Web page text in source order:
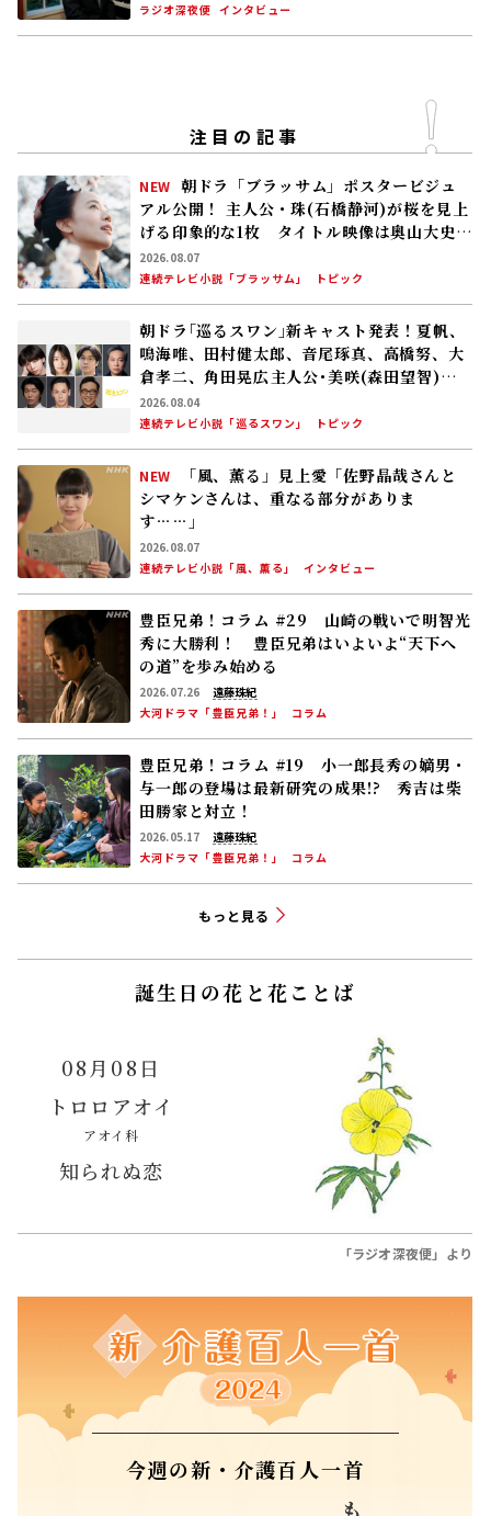
ラジオ深夜便 インタビュー
注目の記事
NEW 朝ドラ「ブラッサム」ポスタービジュ
アル公開！ 主人公・珠(石橋静河)が桜を見上
げる印象的な1枚 タイトル映像は奥山大史監
督、語りは三條雅幸アナ 2026年度後期放
送
2026.08.07
連続テレビ小説「ブラッサム」
トピック
朝ドラ｢巡るスワン｣新キャスト発表！夏帆、
鳴海唯、田村健太郎、音尾琢真、高橋努、大
倉孝二、角田晃広――主人公･美咲(森田望智)が
交流する警察署の人々 2027年度前期放送
2026.08.04
連続テレビ小説「巡るスワン」
トピック
NEW
「風、薫る」見上愛「佐野晶哉さんと
シマケンさんは、重なる部分がありま
す……」
2026.08.07
連続テレビ小説「風、薫る」
インタビュー
豊臣兄弟！コラム #29 山崎の戦いで明智光
秀に大勝利！ 豊臣兄弟はいよいよ“天下へ
の道”を歩み始める
2026.07.26
遠藤珠紀
大河ドラマ「豊臣兄弟！」
コラム
豊臣兄弟！コラム #19 小一郎長秀の嫡男・
与一郎の登場は最新研究の成果!? 秀吉は柴
田勝家と対立！
2026.05.17
遠藤珠紀
大河ドラマ「豊臣兄弟！」
コラム
もっと見る
誕生日の花と花ことば
08月08日
トロロアオイ
アオイ科
知られぬ恋
「ラジオ深夜便」より
今週の新・介護百人一首